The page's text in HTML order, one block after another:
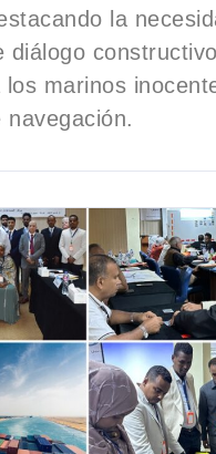
la
diálogo
los marinos
navegación.